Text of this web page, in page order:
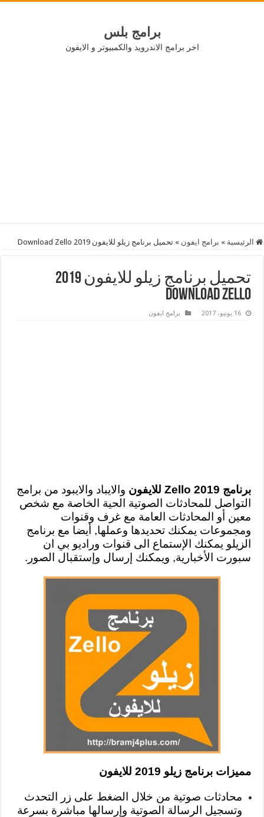
برامج بلس
اخر برامج الاندرويد والكمبيوتر و الايفون
الرئيسية » برامج ايفون » تحميل برنامج زيلو للايفون 2019 Download Zello
تحميل برنامج زيلو للايفون 2019
Download Zello
16 يونيو، 2017 برامج ايفون
برنامج Zello 2019 للايفون
والايباد والايبود من برامج
التواصل للمحادثات الصوتية الحية الخاصة مع شخص
معين أو المحادثات العامة مع غرف وقنوات
ومجموعات يمكنك تحديدها وعملها, أيضا مع برنامج
الزيلو يمكنك الإستماع الى قنوات وراديو بي ان
سبورت الأخبارية, ويمكنك إرسال وإستقبال الصور.
مميزات برنامج زيلو 2019 للايفون
محادثات صوتية من خلال الضغط على زر التحدث
وتسجيل الرسالة الصوتية وإرسالها مباشرة بسرعة